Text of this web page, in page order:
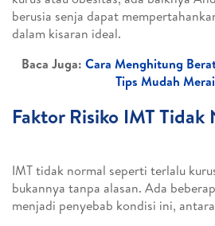
berusia senja dapat
dalam kisaran ideal.
Baca Juga: Cara Menghitung
Tips Mudah
Faktor Risiko IMT Tidak
IMT tidak normal seperti terlalu
bukannya tanpa alasan. Ada
menjadi penyebab kondisi ini,